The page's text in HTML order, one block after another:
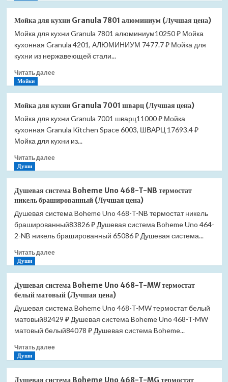
(Лучшая
для
кухни
Granula
7801
(Лучшая
Мойка для кухни Granula 7801 алюминиум (Лучшая цена)
Мойка для кухни Granula 7801 алюминиум10250 ₽ Мойка
кухонная Granula 4201, АЛЮМИНИУМ 7477.7 ₽ Мойка для
кухни из нержавеющей стали...
Читать далееПрочитать
для
кухни
Granula
7801
(Лучшая
Мойки
Мойка для кухни Granula 7001 шварц (Лучшая цена)
Мойка для кухни Granula 7001 шварц11000 ₽ Мойка
кухонная Granula Kitchen Space 6003, ШВАРЦ 17693.4 ₽
Мойка для кухни из...
Читать далееПрочитать
для
кухни
Granula
7001
шварц
цена)
Души
Душевая система Boheme Uno 468-T-NB термостат
никель брашированный (Лучшая цена)
Душевая система Boheme Uno 468-T-NB термостат никель
брашированный83826 ₽ Душевая система Boheme Uno 464-
2-NB никель брашированный 65086 ₽ Душевая система...
Читать далееПрочитать
система
Boheme
Uno
468-
T-
термостат
брашированный
(Лучшая
Души
Душевая система Boheme Uno 468-T-MW термостат
белый матовый (Лучшая цена)
Душевая система Boheme Uno 468-T-MW термостат белый
матовый82429 ₽ Душевая система Boheme Uno 468-T-MW
матовый белый84078 ₽ Душевая система Boheme...
Читать далееПрочитать
Души
Душевая система Boheme Uno 468-T-MG термостат